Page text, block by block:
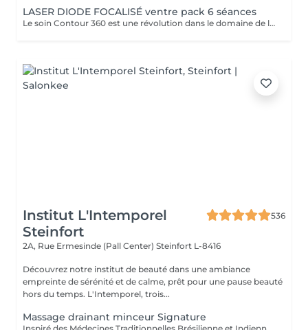
LASER DIODE FOCALISÉ ventre pack 6 séances
Le soin Contour 360 est une révolution dans le domaine de l'esthétique corporelle. Si vous cherchez à affiner votre silhouette sans recourir à des interventions chirurgicales invasives, ce traitement est idéal! Contour 360 ne se contente pas de réduire les graisses, elle améliore également la fermeté et la texture de la peau. Grâce à l'association du laser diode focalisé et du palper-rouler mécanique, la technologie stimule la production naturelle de collagène et d'élastine, deux composants essentiels pour une peau ferme et élastique. Le laser chauffe doucement les tissus, favorisant ainsi l'élimination des graisses et la tonicité de la peau. Le palper-rouler, quant à lui, reproduit un massage efficace, réduisant la cellulite et améliorant l'aspect général de la peau pour une silhouette redessinée et harmonieuse.
Institut L'Intemporel
Steinfort
536
2A, Rue Ermesinde (Pall Center) Steinfort L-8416
Découvrez notre institut de beauté dans une ambiance
empreinte de sérénité et de calme, prêt pour une pause beauté
hors du temps. L'Intemporel, trois...
Massage drainant minceur Signature